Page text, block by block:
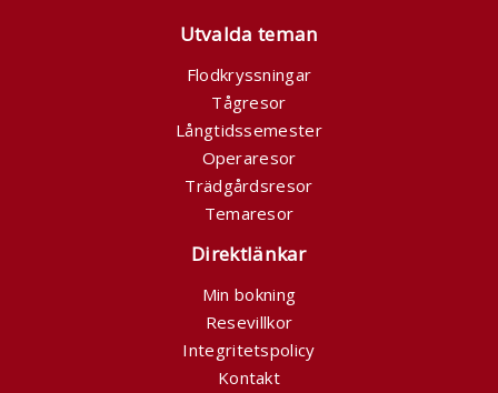
Utvalda teman
Flodkryssningar
Tågresor
Långtidssemester
Operaresor
Trädgårdsresor
Temaresor
Direktlänkar
Min bokning
Resevillkor
Integritetspolicy
Kontakt